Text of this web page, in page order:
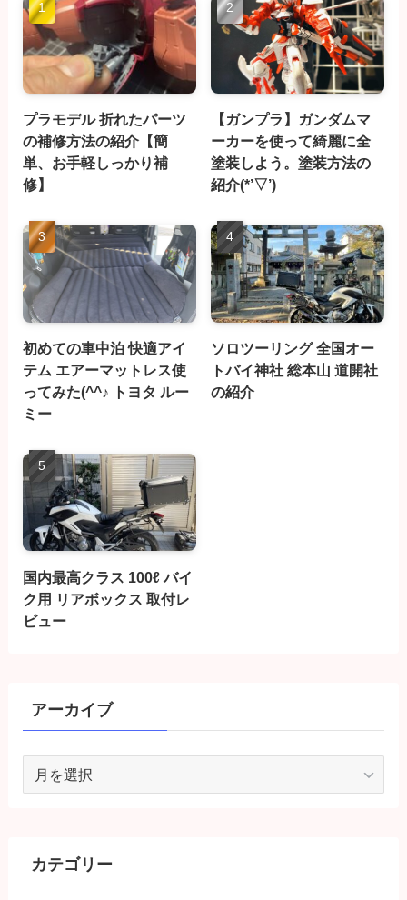
プラモデル 折れたパーツ
の補修方法の紹介【簡
単、お手軽しっかり補
修】
【ガンプラ】ガンダムマ
ーカーを使って綺麗に全
塗装しよう。塗装方法の
紹介(*’▽’)
初めての車中泊 快適アイ
テム エアーマットレス使
ってみた(^^♪ トヨタ ルー
ミー
ソロツーリング 全国オー
トバイ神社 総本山 道開社
の紹介
国内最高クラス 100ℓ バイ
ク用 リアボックス 取付レ
ビュー
アーカイブ
カテゴリー